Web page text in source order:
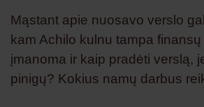
Mąstant apie nuosavo verslo
kam Achilo kulnu tampa
įmanoma ir kaip pradėti verslą,
pinigų? Kokius namų darbus